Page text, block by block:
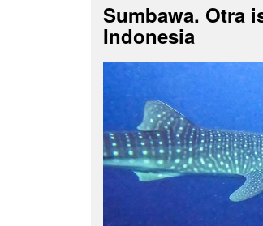
Sumbawa. Otra
Indonesia